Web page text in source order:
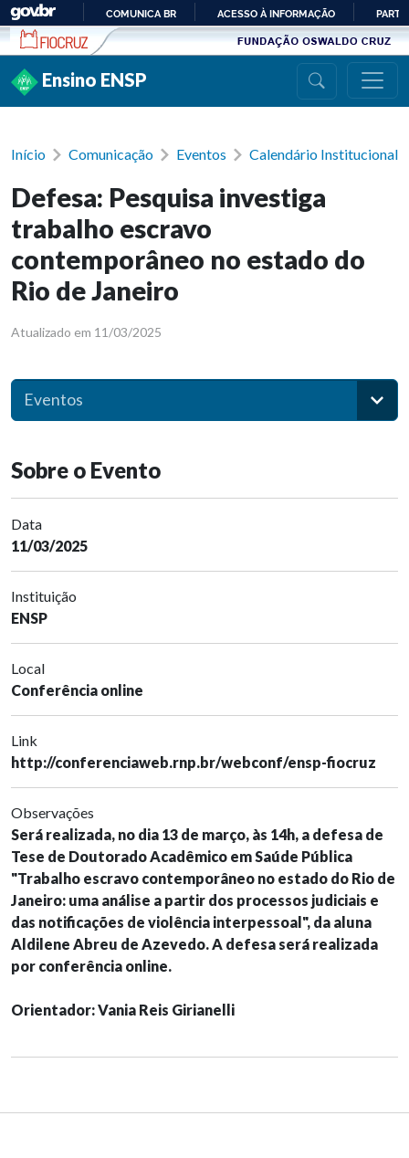
Ir para conteúdo
PARA
COMUNICA BR ACESSO À INFORMAÇÃO
Ensino ENSP
Início Comunicação Eventos Calendário Institucional
Defesa: Pesquisa investiga
trabalho escravo
contemporâneo no estado do
Rio de Janeiro
Atualizado em 11/03/2025
Eventos
Sobre o Evento
Data
11/03/2025
Instituição
ENSP
Local
Conferência online
Link
http://conferenciaweb.rnp.br/webconf/ensp-fiocruz
Observações
Será realizada, no dia 13 de março, às 14h, a defesa de
Tese de Doutorado Acadêmico em Saúde Pública
"Trabalho escravo contemporâneo no estado do Rio de
Janeiro: uma análise a partir dos processos judiciais e
das notificações de violência interpessoal", da aluna
Aldilene Abreu de Azevedo. A defesa será realizada
por conferência online.
Orientador: Vania Reis Girianelli